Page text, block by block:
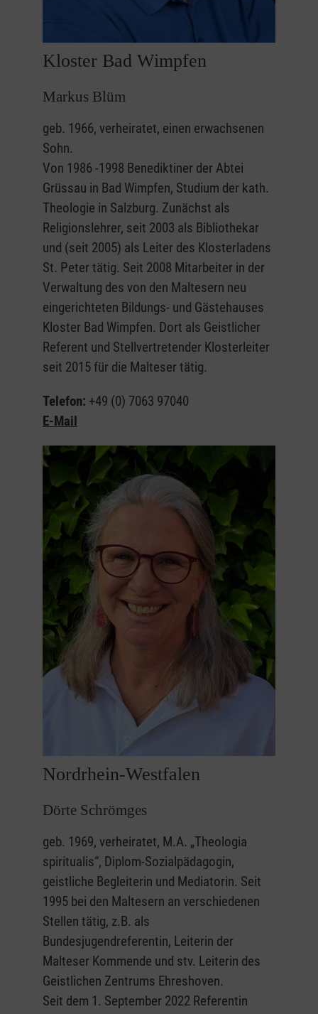
Kloster Bad Wimpfen
Markus Blüm
geb. 1966, verheiratet, einen erwachsenen
Sohn.
Von 1986 -1998 Benediktiner der Abtei
Grüssau in Bad Wimpfen, Studium der kath.
Theologie in Salzburg. Zunächst als
Religionslehrer, seit 2003 als Bibliothekar
und (seit 2005) als Leiter des Klosterladens
St. Peter tätig. Seit 2008 Mitarbeiter in der
Verwaltung des von den Maltesern neu
eingerichteten Bildungs- und Gästehauses
Kloster Bad Wimpfen. Dort als Geistlicher
Referent und Stellvertretender Klosterleiter
seit 2015 für die Malteser tätig.
Telefon: +49 (0) 7063 97040
E-Mail
Nordrhein-Westfalen
Dörte Schrömges
geb. 1969, verheiratet, M.A. „Theologia
spiritualis“, Diplom-Sozialpädagogin,
geistliche Begleiterin und Mediatorin. Seit
1995 bei den Maltesern an verschiedenen
Stellen tätig, z.B. als
Bundesjugendreferentin, Leiterin der
Malteser Kommende und stv. Leiterin des
Geistlichen Zentrums Ehreshoven.
Seit dem 1. September 2022 Referentin